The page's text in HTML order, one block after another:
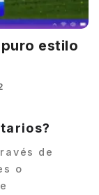
estilo
de
o